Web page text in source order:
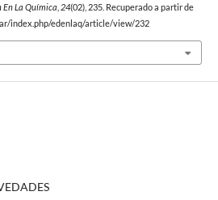
En La Química 24(02), 235. Recuperado a partir de
index.php/edenlaq/article/view/232